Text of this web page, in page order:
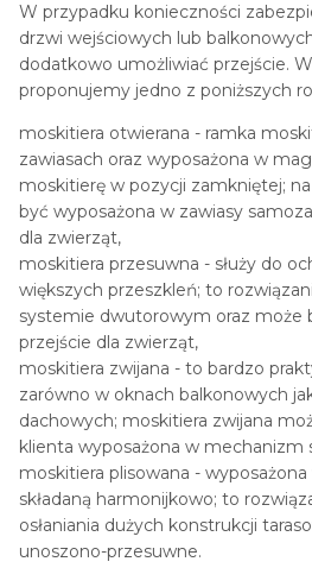
W przypadku konieczności
drzwi wejściowych lub
dodatkowo umożliwiać przejście.
proponujemy jedno z poniższych
moskitiera otwierana - ramka
zawiasach oraz wyposażona w
moskitierę w pozycji zamkniętej;
być wyposażona w zawiasy
dla zwierząt,
moskitiera przesuwna - służy do
większych przeszkleń; to
systemie dwutorowym oraz może
przejście dla zwierząt,
moskitiera zwijana - to bardzo
zarówno w oknach balkonowych
dachowych; moskitiera zwijana
klienta wyposażona w mechanizm
moskitiera plisowana -
składaną harmonijkowo; to
osłaniania dużych konstrukcji
unoszono-przesuwne.